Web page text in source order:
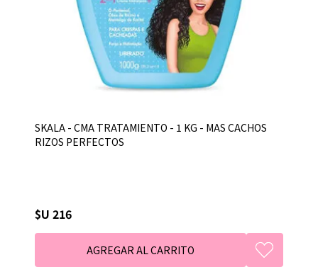
SKALA - CMA TRATAMIENTO - 1 KG - MAS CACHOS
RIZOS PERFECTOS
$U 216